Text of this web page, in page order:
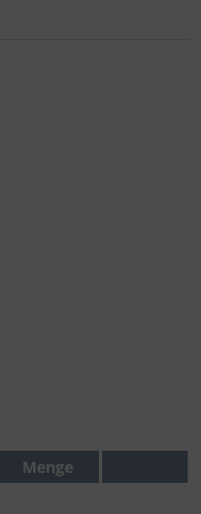
Menge